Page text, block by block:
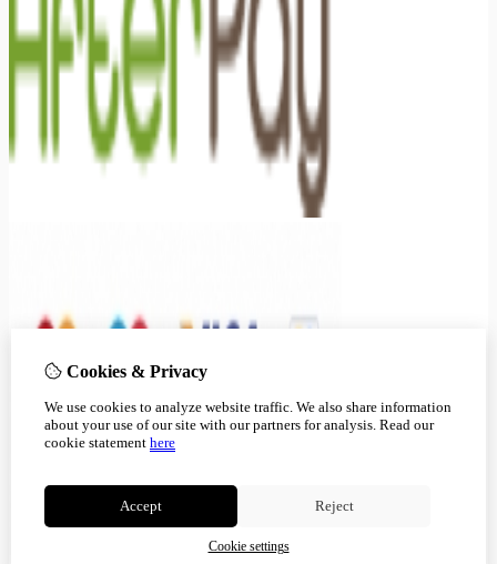
Cookies & Privacy
We use cookies to analyze website traffic. We also share information
about your use of our site with our partners for analysis. Read our
cookie statement here
Accept Reject
Cookie settings